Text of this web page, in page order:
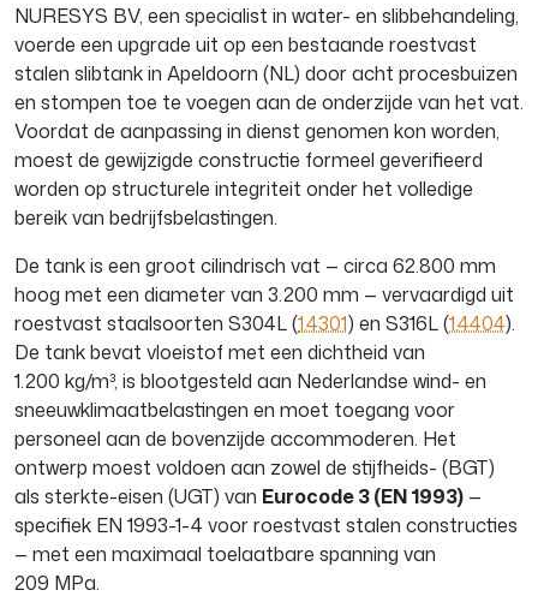
NURESYS BV, een specialist in water- en slibbehandeling,
voerde een upgrade uit op een bestaande roestvast
stalen slibtank in Apeldoorn (NL) door acht procesbuizen
en stompen toe te voegen aan de onderzijde van het vat.
Voordat de aanpassing in dienst genomen kon worden,
moest de gewijzigde constructie formeel geverifieerd
worden op structurele integriteit onder het volledige
bereik van bedrijfsbelastingen.
De tank is een groot cilindrisch vat — circa 62.800 mm
hoog met een diameter van 3.200 mm — vervaardigd uit
roestvast staalsoorten S304L (1.4301) en S316L (1.4404).
De tank bevat vloeistof met een dichtheid van
1.200 kg/m³, is blootgesteld aan Nederlandse wind- en
sneeuwklimaatbelastingen en moet toegang voor
personeel aan de bovenzijde accommoderen. Het
ontwerp moest voldoen aan zowel de stijfheids- (BGT)
als sterkte-eisen (UGT) van Eurocode 3 (EN 1993) —
specifiek EN 1993-1-4 voor roestvast stalen constructies
— met een maximaal toelaatbare spanning van
209 MPa.